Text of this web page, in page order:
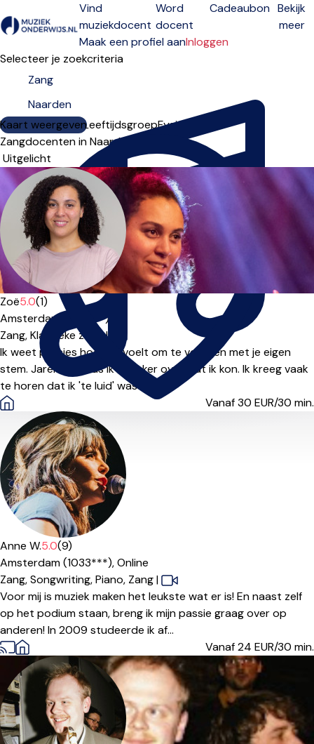
Open menu
Vind
muziekdocent
Word
docent
Cadeaubon Bekijk
meer
Maak een profiel aanInloggen
Selecteer je zoekcriteria
Kaart weergeven
LesdagenNiveauLeeftijdsgroepFysiek
Zangdocenten in Naarden
Sorteervolgorde
Zoë5.0(1)
Amsterdam (1031***)
Zang,Klassieke zang|
Ik weet precies hoe het voelt om te vechten met je eigen
stem. Jarenlang was ik onzeker over wat ik kon. Ik kreeg vaak
te horen dat ik 'te luid' was o...
Vanaf 30 EUR/30 min.
Anne W.5.0(9)
Amsterdam (1033***),Online
Zang,Songwriting,Piano, Zang|
Voor mij is muziek maken het leukste wat er is! En naast zelf
op het podium staan, breng ik mijn passie graag over op
anderen! In 2009 studeerde ik af...
Vanaf 24 EUR/30 min.